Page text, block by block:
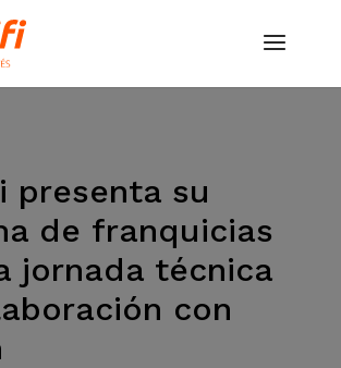
presenta su
de franquicias
jornada técnica
con